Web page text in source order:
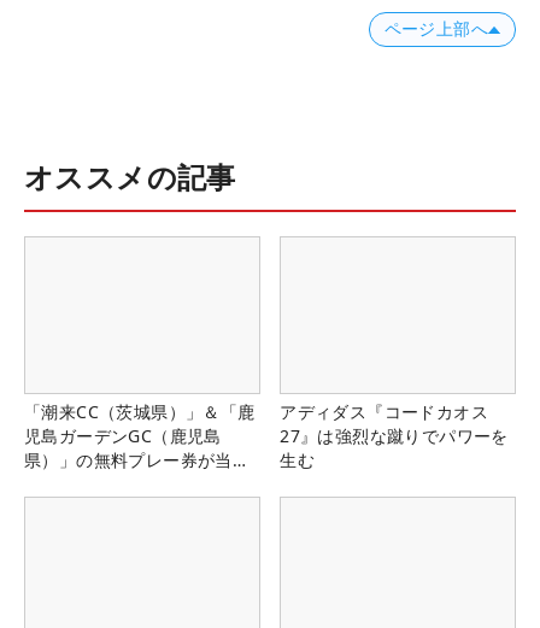
ページ上部へ
オススメの記事
「潮来CC（茨城県）」＆「鹿
児島ガーデンGC（鹿児島
県）」の無料プレー券が当た
アディダス『コードカオス
27』は強烈な蹴りでパワーを
生む